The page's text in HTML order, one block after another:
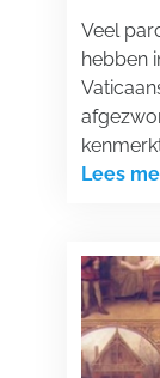
Veel
hebben
Lees